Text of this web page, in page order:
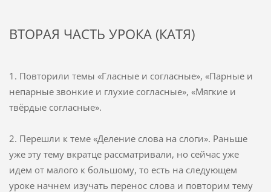
ВТОРАЯ ЧАСТЬ УРОКА (КАТЯ)
1. Повторили темы «Гласные и согласные», «Парные и
непарные звонкие и глухие согласные», «Мягкие и
твёрдые согласные».
2. Перешли к теме «Деление слова на слоги». Раньше
уже эту тему вкратце рассматривали, но сейчас уже
идем от малого к большому, то есть на следующем
уроке начнем изучать перенос слова и повторим тему